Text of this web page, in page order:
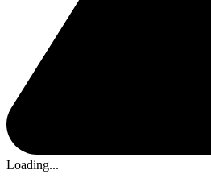
Loading...